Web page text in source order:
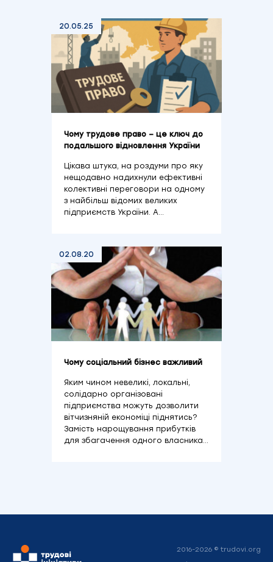
20.05.25
Чому трудове право – це ключ до
подальшого відновлення України
Цікава штука, на роздуми про яку
нещодавно надихнули ефективні
колективні переговори на одному
з найбільш відомих великих
підприємств України. А…
02.08.20
Чому соціальний бізнес важливий
Яким чином невеликі, локальні,
солідарно організовані
підприємства можуть дозволити
вітчизняній економіці піднятись?
Замість нарощування прибутків
для збагачення одного власника…
2016-2026 © trudovi.org